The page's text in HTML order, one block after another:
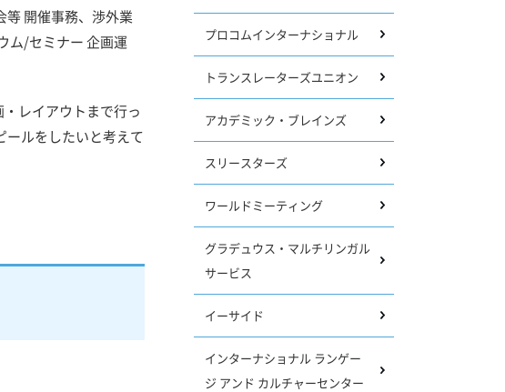
開催事務、渉外業
ム/セミナー 企画運
レイアウトまで行っ
ールをしたいと考えて
プロコムインターナショナル
トランスレーターズユニオン
アカデミック・ブレインズ
スリースターズ
ワールドミーティング
グラデュウス・マルチリンガル
サービス
イーサイド
インターナショナル ランゲー
ジ アンド カルチャーセンター